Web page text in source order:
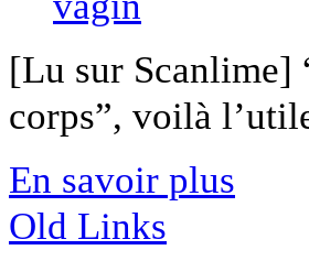
[Lu sur Scanlime]
corps”, voilà
En savoir plus
Old Links